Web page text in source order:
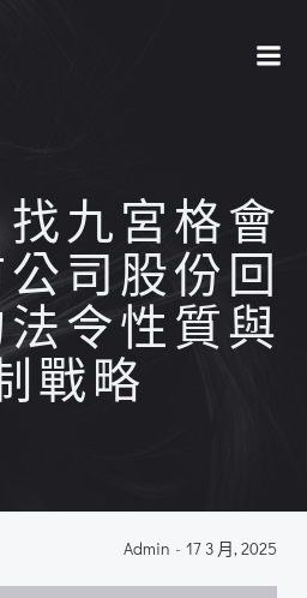
九宮格會
司股份回
令性質與
戰略
Admin - 17 3 月, 2025